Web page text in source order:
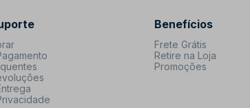
Benefícios
Frete Grátis
Retire na Loja
Promoções